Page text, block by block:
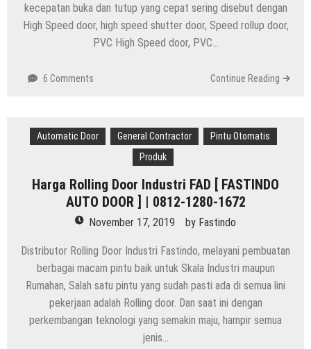
kecepatan buka dan tutup yang cepat sering disebut dengan
High Speed door, high speed shutter door, Speed rollup door,
PVC High Speed door, PVC…
6 Comments Continue Reading
Automatic Door General Contractor
Pintu Otomatis
Produk
Harga Rolling Door Industri FAD [ FASTINDO
AUTO DOOR ] | 0812-1280-1672
November 17, 2019 by Fastindo
Distributor Rolling Door Industri Fastindo, melayani pembuatan
berbagai macam pintu baik untuk Skala Industri maupun
Rumahan, Salah satu pintu yang sudah pasti ada di semua lini
pekerjaan adalah Rolling door. Dan saat ini dengan
perkembangan teknologi yang semakin maju, hampir semua
jenis…